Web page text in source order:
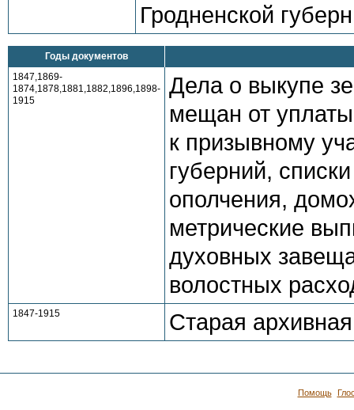
Гродненской
Годы документов
1847,1869-
1874,1878,1881,1882,1896,1898-
1915
Дела о выкупе
мещан от уплаты
к призывному
губерний,
ополчения,
метрические
духовных
волостных
1847-1915 Старая
Помощь